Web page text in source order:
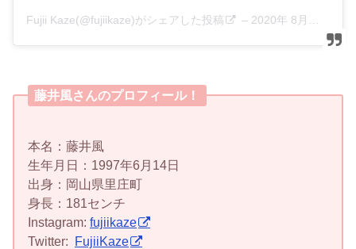
Fujii Kaze(@fujiikaze)がシェアした投稿 – 2020年 8月月13日午後10時13分PDT
藤井風さんのプロフィール！
本名：藤井風
生年月日：1997年6月14日
出身：岡山県里庄町
身長：181センチ
Instagram:fujiikaze
Twitter: FujiiKaze